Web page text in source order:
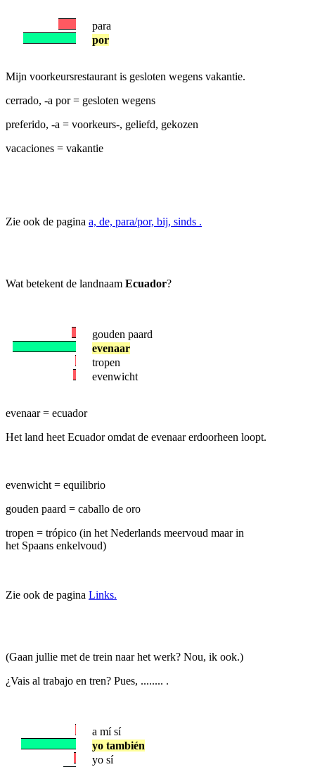
para
por
Mijn voorkeursrestaurant is gesloten wegens vakantie.
cerrado, -a por = gesloten wegens
preferido, -a = voorkeurs-, geliefd, gekozen
vacaciones = vakantie
Zie ook de pagina a, de, para/por, bij, sinds .
Wat betekent de landnaam Ecuador?
gouden paard
evenaar
tropen
evenwicht
evenaar = ecuador
Het land heet Ecuador omdat de evenaar erdoorheen loopt.
evenwicht = equilibrio
gouden paard = caballo de oro
tropen = trópico (in het Nederlands meervoud maar in
het Spaans enkelvoud)
Zie ook de pagina Links.
(Gaan jullie met de trein naar het werk? Nou, ik ook.)
¿Vais al trabajo en tren? Pues, ........ .
a mí sí
yo también
yo sí